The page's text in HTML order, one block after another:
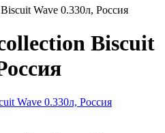
Wave 0.330л, Россия
Biscuit